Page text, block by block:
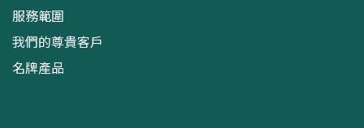
服務範圍
我們的尊貴客戶
名牌產品